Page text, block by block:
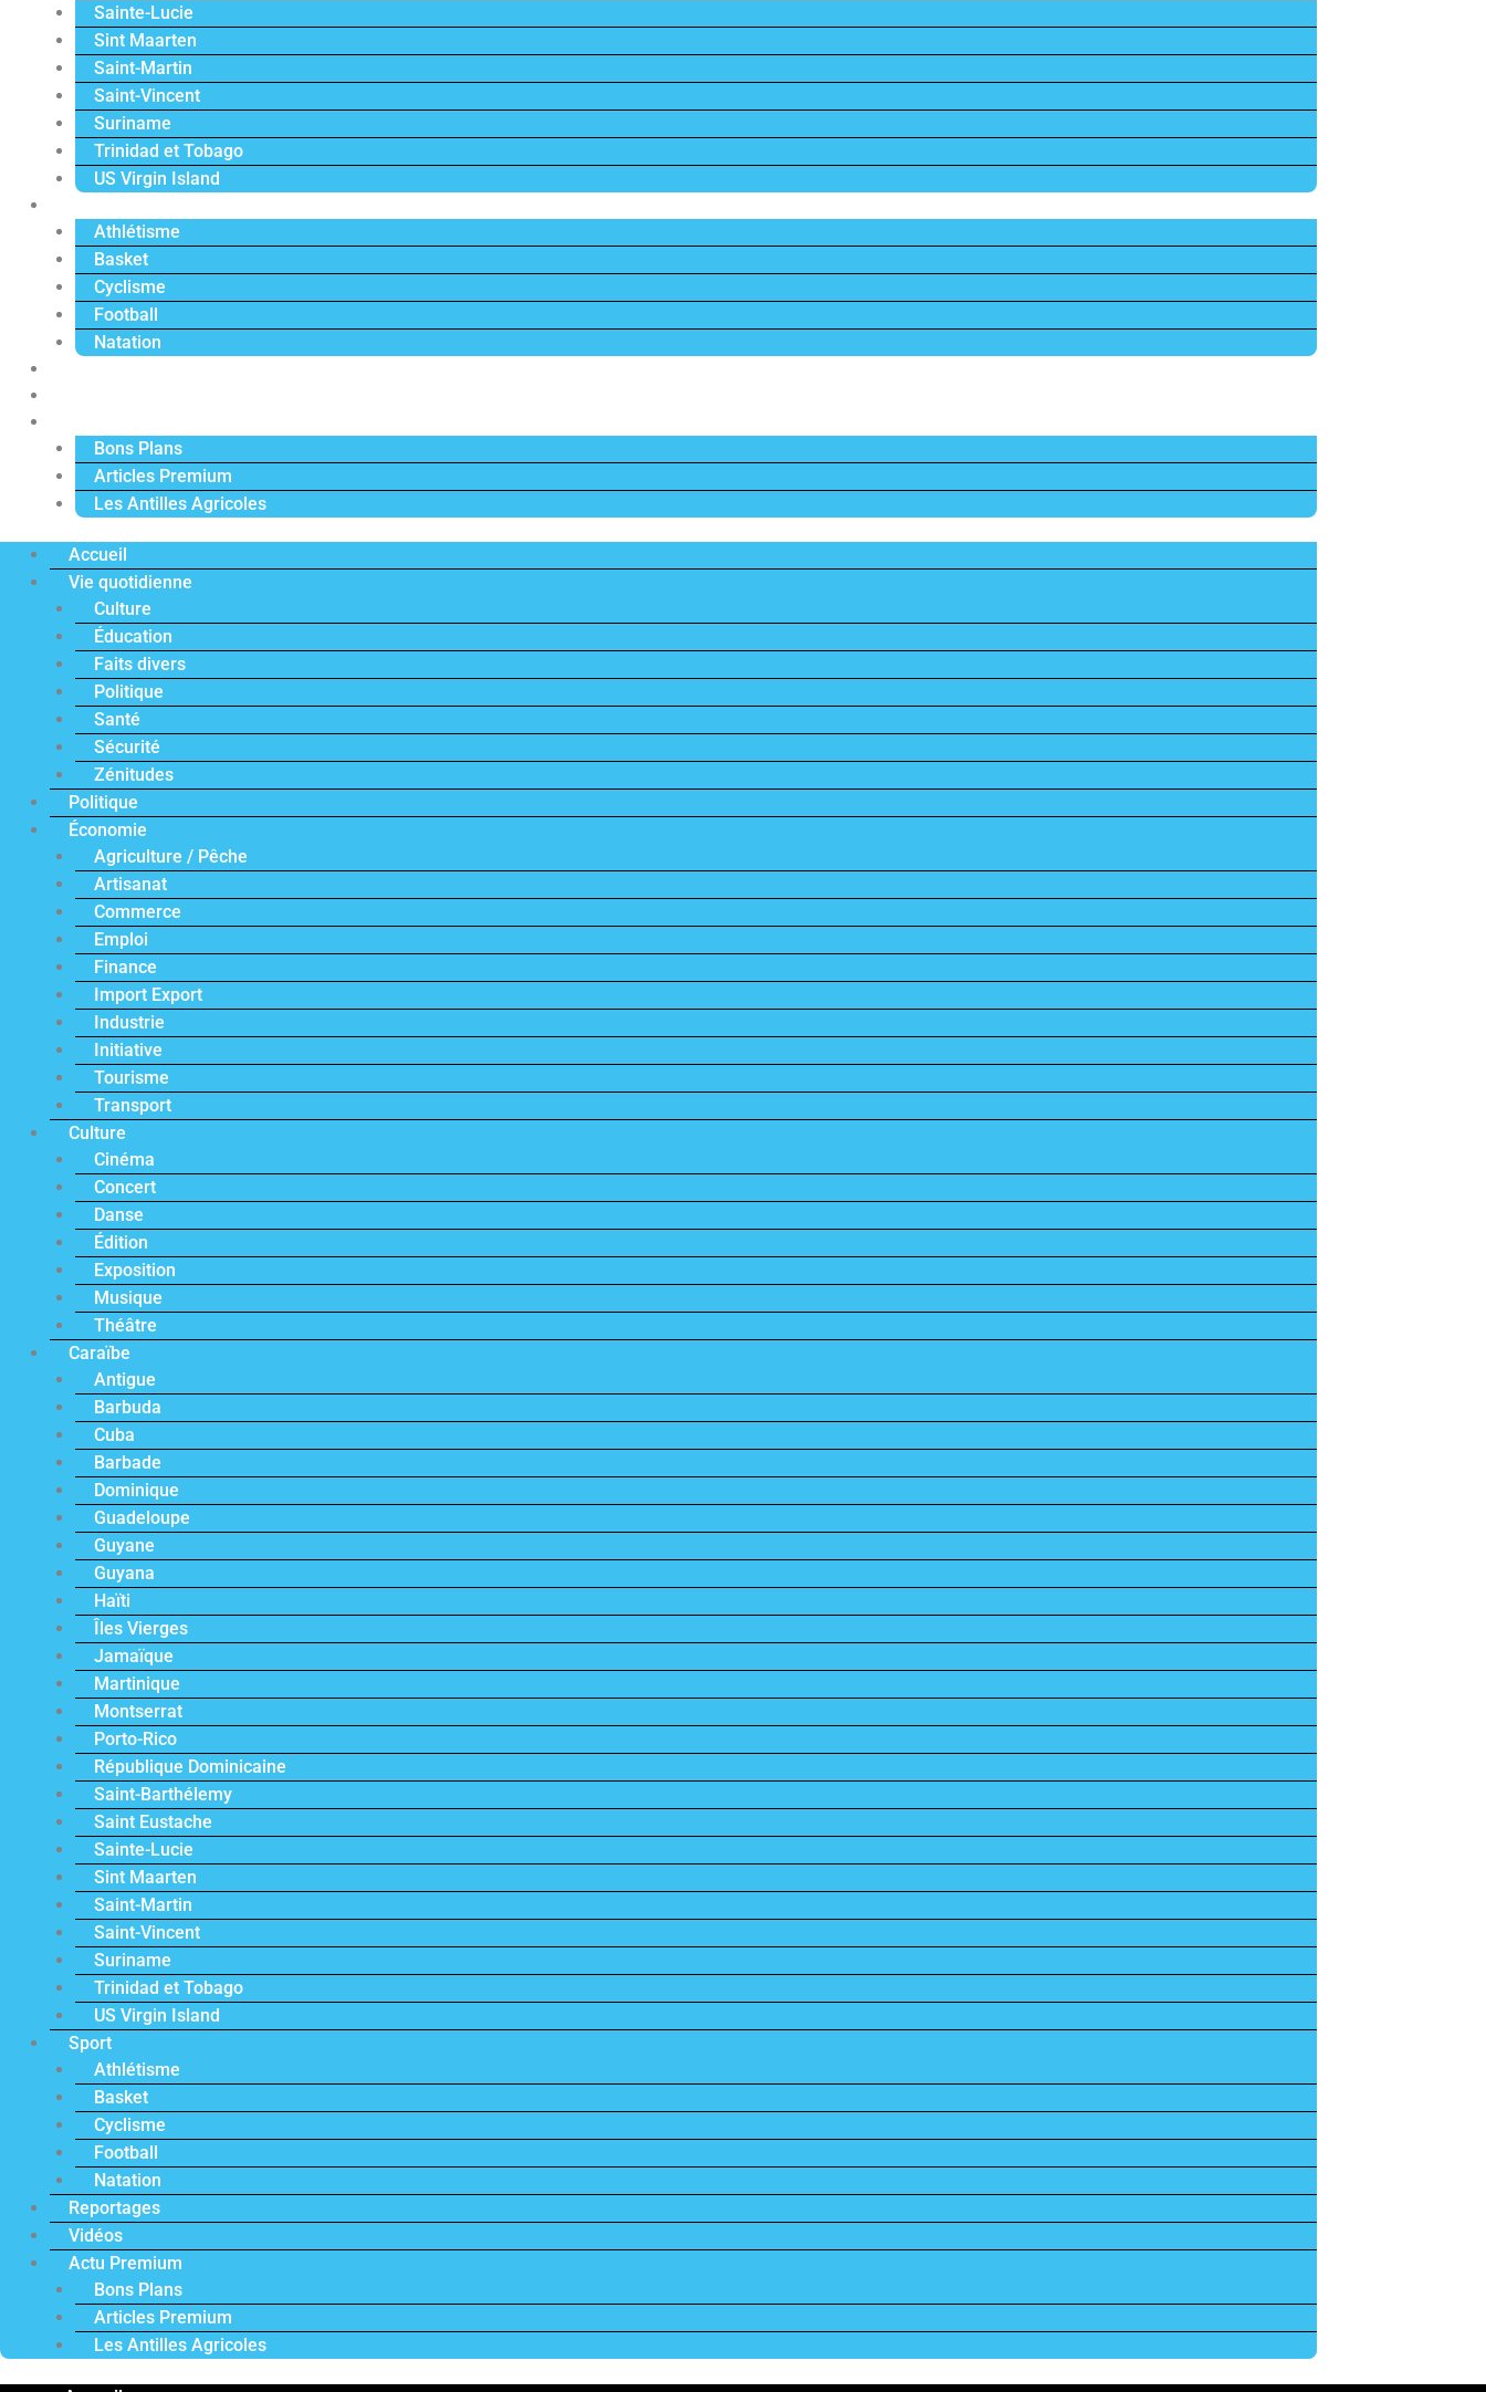
Sainte-Lucie
Sint Maarten
Saint-Martin
Saint-Vincent
Suriname
Trinidad et Tobago
US Virgin Island
Athlétisme
Basket
Cyclisme
Football
Natation
Bons Plans
Articles Premium
Les Antilles Agricoles
Accueil
Vie quotidienne
Culture
Éducation
Faits divers
Politique
Santé
Sécurité
Zénitudes
Politique
Économie
Agriculture / Pêche
Artisanat
Commerce
Emploi
Finance
Import Export
Industrie
Initiative
Tourisme
Transport
Culture
Cinéma
Concert
Danse
Édition
Exposition
Musique
Théâtre
Caraïbe
Antigue
Barbuda
Cuba
Barbade
Dominique
Guadeloupe
Guyane
Guyana
Haïti
Îles Vierges
Jamaïque
Martinique
Montserrat
Porto-Rico
République Dominicaine
Saint-Barthélemy
Saint Eustache
Sainte-Lucie
Sint Maarten
Saint-Martin
Saint-Vincent
Suriname
Trinidad et Tobago
US Virgin Island
Sport
Athlétisme
Basket
Cyclisme
Football
Natation
Reportages
Vidéos
Actu Premium
Bons Plans
Articles Premium
Les Antilles Agricoles